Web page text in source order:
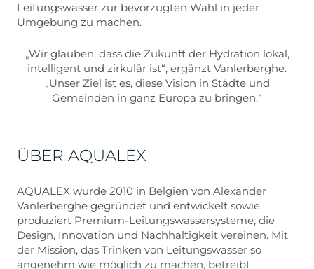
Leitungswasser zur bevorzugten Wahl in jeder
Umgebung zu machen.
„Wir glauben, dass die Zukunft der Hydration lokal,
intelligent und zirkulär ist“, ergänzt Vanlerberghe.
„Unser Ziel ist es, diese Vision in Städte und
Gemeinden in ganz Europa zu bringen.“
ÜBER AQUALEX
AQUALEX wurde 2010 in Belgien von Alexander
Vanlerberghe gegründet und entwickelt sowie
produziert Premium-Leitungswassersysteme, die
Design, Innovation und Nachhaltigkeit vereinen. Mit
der Mission, das Trinken von Leitungswasser so
angenehm wie möglich zu machen, betreibt